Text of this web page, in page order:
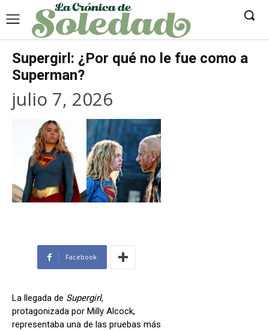
Supergirl: ¿Por qué no le fue como a
Superman?
julio 7, 2026
Facebook
La llegada de Supergirl,
protagonizada por Milly Alcock,
representaba una de las pruebas más